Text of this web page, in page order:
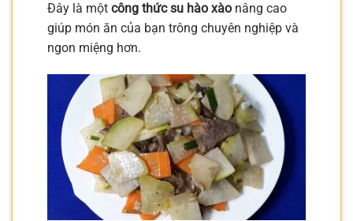
Đây là một công thức su hào xào nâng cao
giúp món ăn của bạn trông chuyên nghiệp và
ngon miệng hơn.